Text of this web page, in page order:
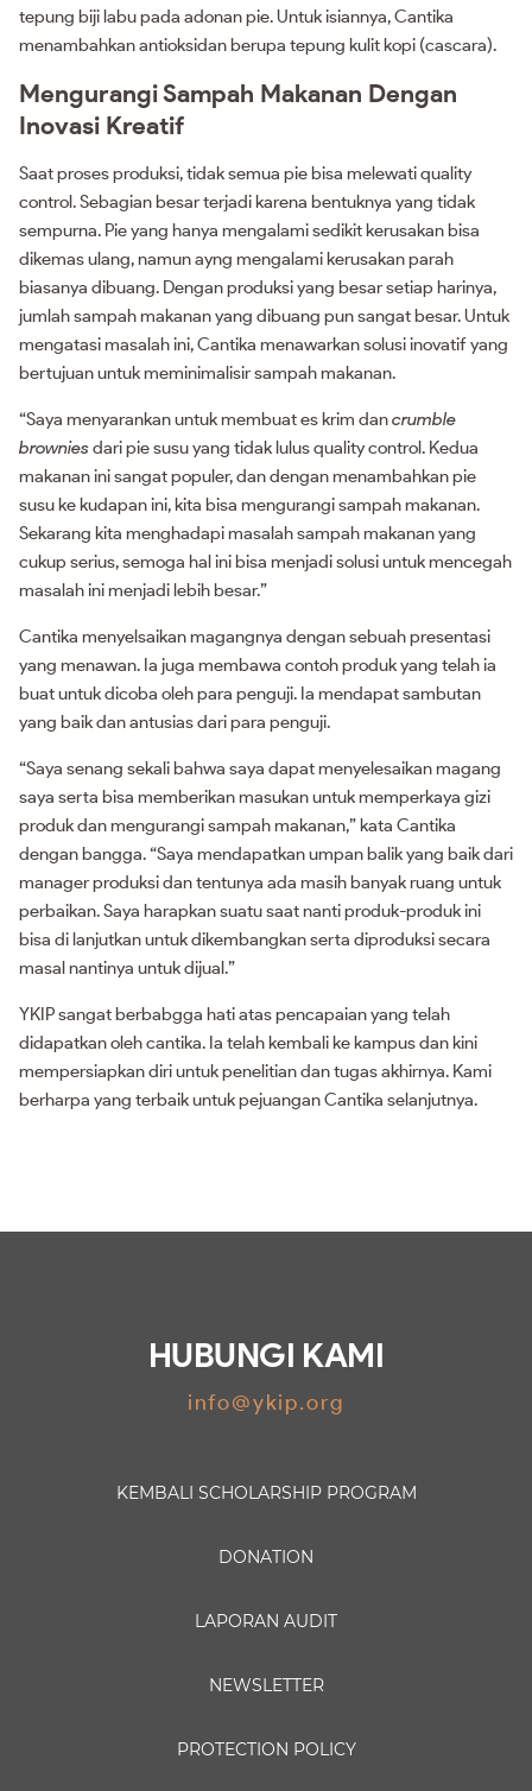
tepung biji labu pada adonan pie. Untuk isiannya, Cantika
menambahkan antioksidan berupa tepung kulit kopi (cascara).
Mengurangi Sampah Makanan Dengan
Inovasi Kreatif
Saat proses produksi, tidak semua pie bisa melewati quality
control. Sebagian besar terjadi karena bentuknya yang tidak
sempurna. Pie yang hanya mengalami sedikit kerusakan bisa
dikemas ulang, namun ayng mengalami kerusakan parah
biasanya dibuang. Dengan produksi yang besar setiap harinya,
jumlah sampah makanan yang dibuang pun sangat besar. Untuk
mengatasi masalah ini, Cantika menawarkan solusi inovatif yang
bertujuan untuk meminimalisir sampah makanan.
“Saya menyarankan untuk membuat es krim dancrumble
browniesdari pie susu yang tidak lulus quality control. Kedua
makanan ini sangat populer, dan dengan menambahkan pie
susu ke kudapan ini, kita bisa mengurangi sampah makanan.
Sekarang kita menghadapi masalah sampah makanan yang
cukup serius, semoga hal ini bisa menjadi solusi untuk mencegah
masalah ini menjadi lebih besar.”
Cantika menyelsaikan magangnya dengan sebuah presentasi
yang menawan. Ia juga membawa contoh produk yang telah ia
buat untuk dicoba oleh para penguji. Ia mendapat sambutan
yang baik dan antusias dari para penguji.
“Saya senang sekali bahwa saya dapat menyelesaikan magang
saya serta bisa memberikan masukan untuk memperkaya gizi
produk dan mengurangi sampah makanan,” kata Cantika
dengan bangga. “Saya mendapatkan umpan balik yang baik dari
manager produksi dan tentunya ada masih banyak ruang untuk
perbaikan. Saya harapkan suatu saat nanti produk-produk ini
bisa di lanjutkan untuk dikembangkan serta diproduksi secara
masal nantinya untuk dijual.”
YKIP sangat berbabgga hati atas pencapaian yang telah
didapatkan oleh cantika. Ia telah kembali ke kampus dan kini
mempersiapkan diri untuk penelitian dan tugas akhirnya. Kami
berharpa yang terbaik untuk pejuangan Cantika selanjutnya.
HUBUNGI KAMI
info@ykip.org
KEMBALI SCHOLARSHIP PROGRAM
DONATION
LAPORAN AUDIT
NEWSLETTER
PROTECTION POLICY